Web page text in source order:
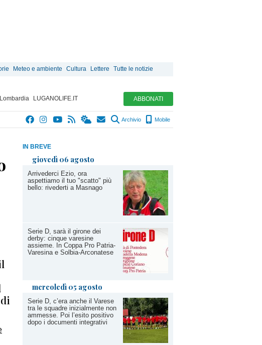
Meteo e ambiente Cultura Lettere
Tutte le notizie
Lombardia LUGANOLIFE.IT ABBONATI
Archivio Mobile
IN BREVE
giovedì 06 agosto
Arrivederci Ezio, ora
aspettiamo il tuo "scatto" più
bello: rivederti a Masnago
Serie D, sarà il girone dei
derby: cinque varesine
assieme. In Coppa Pro Patria-
Varesina e Solbia-Arconatese
mercoledì 05 agosto
Serie D, c’era anche il Varese
tra le squadre inizialmente non
ammesse. Poi l’esito positivo
dopo i documenti integrativi